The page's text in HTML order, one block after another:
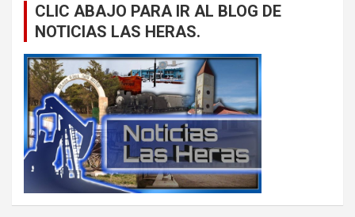
CLIC ABAJO PARA IR AL BLOG DE
NOTICIAS LAS HERAS.